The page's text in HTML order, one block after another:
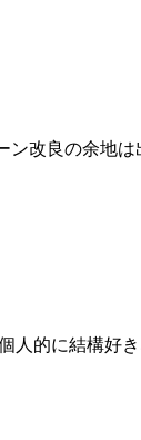
改良の余地
人的に結構好